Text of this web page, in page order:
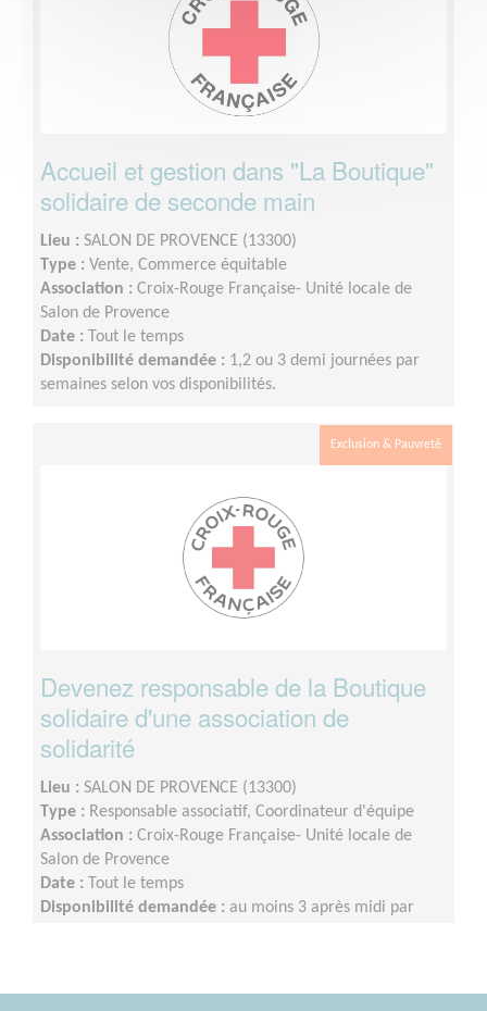
Accueil et gestion dans "La Boutique"
solidaire de seconde main
Lieu : SALON DE PROVENCE (13300)
Type : Vente, Commerce équitable
Association : Croix-Rouge Française- Unité locale de
Salon de Provence
Date : Tout le temps
Disponibilité demandée : 1,2 ou 3 demi journées par
semaines selon vos disponibilités.
Exclusion & Pauvreté
Devenez responsable de la Boutique
solidaire d'une association de
solidarité
Lieu : SALON DE PROVENCE (13300)
Type : Responsable associatif, Coordinateur d'équipe
Association : Croix-Rouge Française- Unité locale de
Salon de Provence
Date : Tout le temps
Disponibilité demandée : au moins 3 après midi par